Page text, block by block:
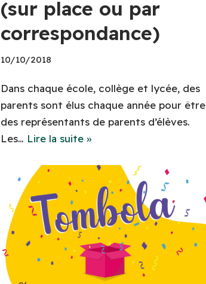
(sur place ou par
correspondance)
10/10/2018
Dans chaque école, collège et lycée, des
parents sont élus chaque année pour être
des représentants de parents d’élèves.
Les… Lire la suite »